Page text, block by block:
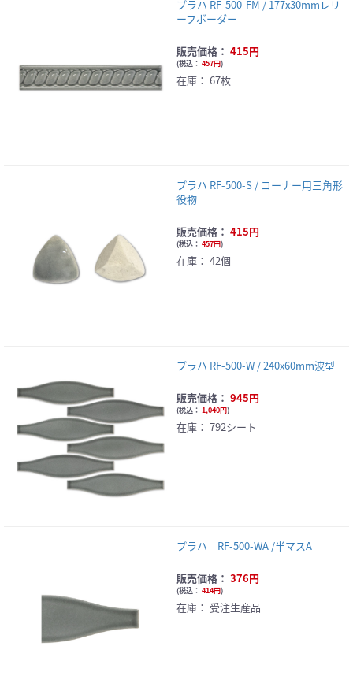
プラハ RF-500-FM / 177x30mmレリ
ーフボーダー
販売価格： 415円
(税込： 457円)
在庫： 67枚
プラハ RF-500-S / コーナー用三角形
役物
販売価格： 415円
(税込： 457円)
在庫： 42個
プラハ RF-500-W / 240x60mm波型
販売価格： 945円
(税込： 1,040円)
在庫： 792シート
プラハ RF-500-WA /半マスA
販売価格： 376円
(税込： 414円)
在庫： 受注生産品